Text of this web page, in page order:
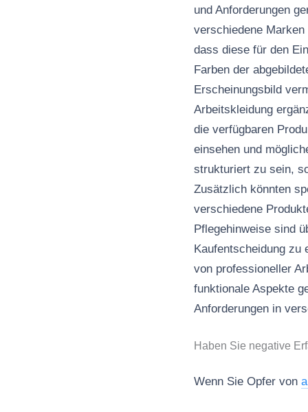
und Anforderungen
verschiedene
dass diese für den
Farben der
Erscheinungsbild
Arbeitskleidung
die verfügbaren
einsehen und
strukturiert zu sein,
Zusätzlich könnten
verschiedene
Pflegehinweise sind
Kaufentscheidung zu
von professioneller
funktionale Aspekte
Anforderungen in
Haben Sie negative
Wenn Sie Opfer von